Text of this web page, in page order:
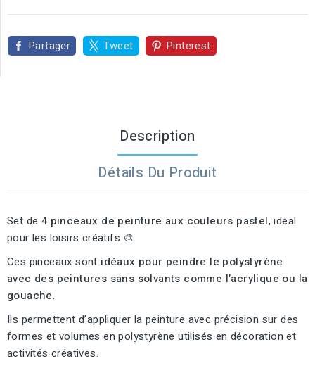
Partager Tweet Pinterest
Description
Détails Du Produit
Set de 4 pinceaux de peinture aux couleurs pastel, idéal
pour les loisirs créatifs 🎨
Ces pinceaux sont idéaux pour peindre le polystyrène
avec des peintures sans solvants comme l’acrylique ou la
gouache.
Ils permettent d’appliquer la peinture avec précision sur des
formes et volumes en polystyrène utilisés en décoration et
activités créatives.